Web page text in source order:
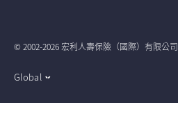
© 2002-2026 宏利人壽保險（國際）有限公司
Global